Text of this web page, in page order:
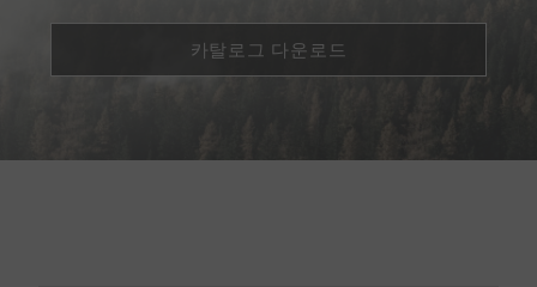
카탈로그 다운로드